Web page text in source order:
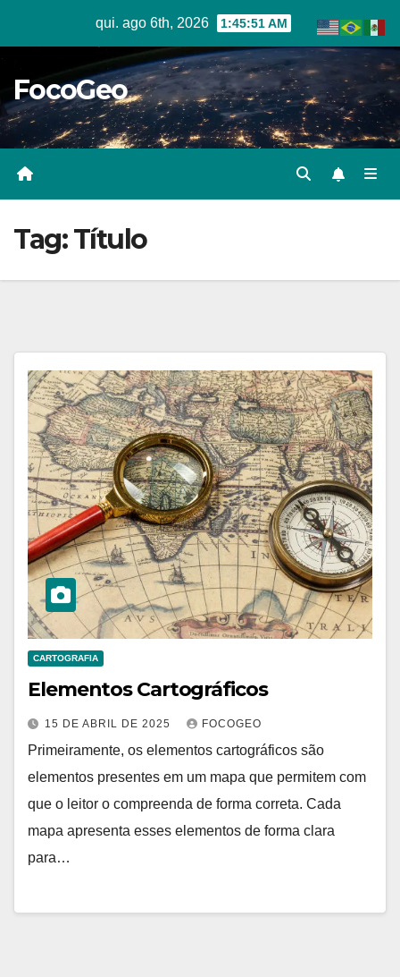
qui. ago 6th, 2026 1:45:52 AM
FocoGeo
Tag:Título
CARTOGRAFIA
Elementos Cartográficos
15 DE ABRIL DE 2025 FOCOGEO
Primeiramente, os elementos cartográficos são
elementos presentes em um mapa que permitem com
que o leitor o compreenda de forma correta. Cada
mapa apresenta esses elementos de forma clara
para…